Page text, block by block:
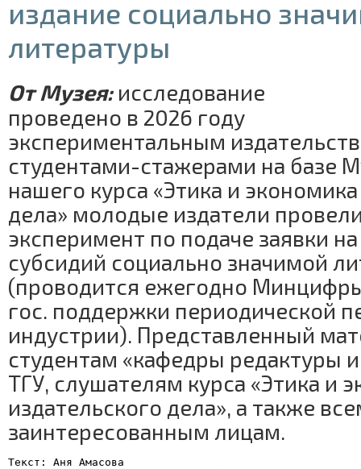
издание социально
литературы
От Музея:исследование
проведено в 2026 году
экспериментальным
студентами-стажерами на базе
нашего курса «Этика и
дела» молодые издатели
эксперимент по подаче заявки
субсидий социально значимой
(проводится ежегодно
гос. поддержки периодической
индустрии). Представленный
студентам «кафедры редактуры
ТГУ, слушателям курса «Этика и
издательского дела», а также
заинтересованным лицам.
Текст: Аня Амасова